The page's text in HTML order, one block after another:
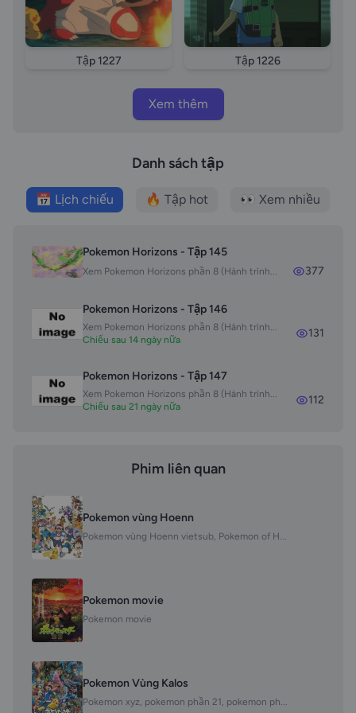
Pokemon Master tap 1228 long tieng Hanh trinh tien
toi bac thay Pokemon tap 1228 long tieng tap 138
long tieng Hanh trinh tien toi bac thay Pokemon tap
Satoshi VS Kasumi Cuoc chien song con o bo bien
vietsub long tieng long tieng Aim to Be a Pokemon
Pokemon tap 138 vietsub Satoshi VS Kasumi Seaside
One on One Satoshi VS Kasumi Cuoc chien song con
o bo bien vietsub long tieng episode 138 Pokemon
episode 1228 Pokemon 2023 tap 1228 vietsub
Pokemon 2023 tap 1228 thuyet minh Pokemon 2023
Tập 1227 Tập 1226
Xem thêm
Danh sách tập
📅 Lịch chiếu 🔥 Tập hot 👀 Xem nhiều
Pokemon Horizons - Tập 145
Xem Pokemon Horizons phần 8 (Hành trình... 377
Pokemon Horizons - Tập 146
Xem Pokemon Horizons phần 8 (Hành trình...
Chiếu sau 14 ngày nữa
131
Pokemon Horizons - Tập 147
Xem Pokemon Horizons phần 8 (Hành trình...
Chiếu sau 21 ngày nữa
112
Phim liên quan
Pokemon vùng Hoenn
Pokemon vùng Hoenn vietsub, Pokemon of H...
Pokemon movie
Pokemon movie
Pokemon Vùng Kalos
Pokemon xyz, pokemon phần 21, pokemon ph...